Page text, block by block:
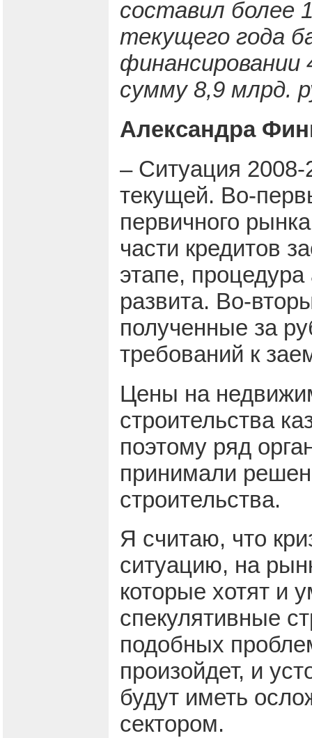
составил более
текущего года
сумму 8,9 млрд.
Александра
– Ситуация 2008-
текущей. Во-
первичного
части кредитов
этапе,
развита. Во-
полученные за
требований к
Цены на
строительства
поэтому ряд
принимали
строительства.
Я считаю, что
ситуацию, на
которые хотят и
спекулятивные
подобных
произойдет, и
будут иметь
сектором.